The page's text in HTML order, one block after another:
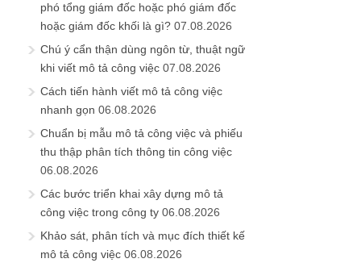
phó tổng giám đốc hoặc phó giám đốc
hoặc giám đốc khối là gì? 07.08.2026
Chú ý cẩn thận dùng ngôn từ, thuật ngữ
khi viết mô tả công việc 07.08.2026
Cách tiến hành viết mô tả công việc
nhanh gọn 06.08.2026
Chuẩn bị mẫu mô tả công việc và phiếu
thu thập phân tích thông tin công việc
06.08.2026
Các bước triển khai xây dựng mô tả
công việc trong công ty 06.08.2026
Khảo sát, phân tích và mục đích thiết kế
mô tả công việc 06.08.2026